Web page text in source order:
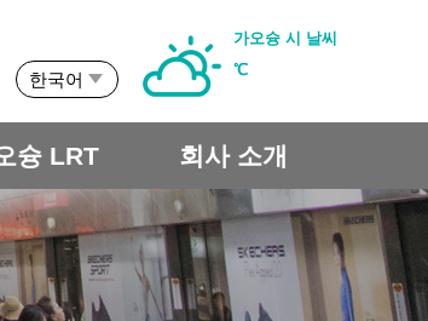
한국어
가오슝 시 날씨
℃
슝 LRT 회사 소개